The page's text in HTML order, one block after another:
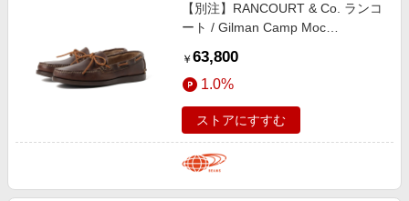
【別注】RANCOURT & Co. ランコ
ート / Gilman Camp Moc
Carolina Brown 7
￥ 63,800
1.0%
ストアにすすむ